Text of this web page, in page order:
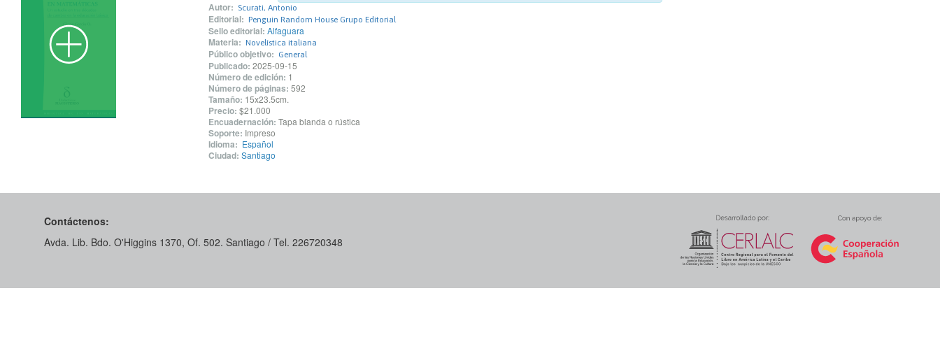
Autor: Scurati, Antonio
Editorial: Penguin Random House Grupo Editorial
Sello editorial: Alfaguara
Materia: Novelística italiana
Público objetivo: General
Publicado: 2025-09-15
Número de edición: 1
Número de páginas: 592
Tamaño: 15x23.5cm.
Precio: $21.000
Encuadernación: Tapa blanda o rústica
Soporte: Impreso
Idioma: Español
Ciudad: Santiago
Contáctenos:
Avda. Lib. Bdo. O'Higgins 1370, Of. 502. Santiago / Tel. 226720348